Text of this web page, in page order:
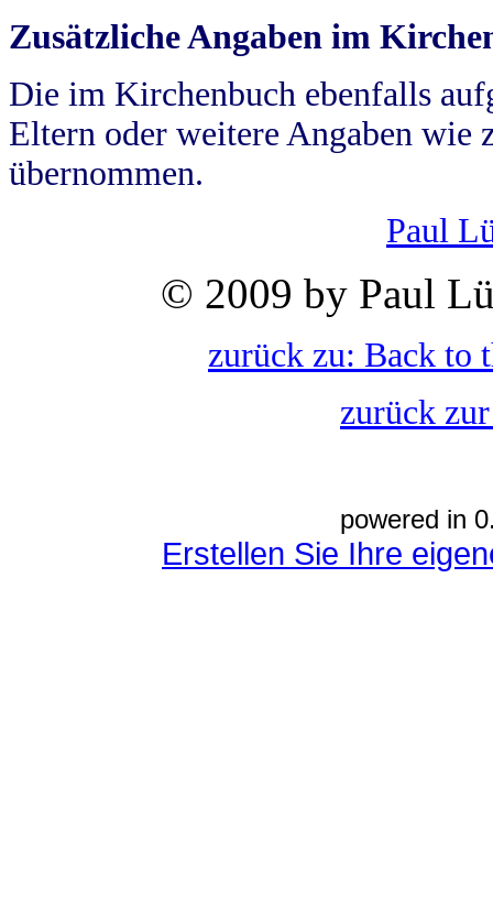
Zusätzliche Angaben im
Die im Kirchenbuch ebenfalls
Eltern oder weitere Angaben wie
übernommen.
Paul
© 2009 by Paul
zurück zu: Back to
zurück
powered in
Erstellen Sie Ihre